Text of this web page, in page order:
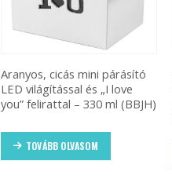
Aranyos, cicás mini párásító
LED világítással és „I love
you” felirattal – 330 ml (BBJH)
TOVÁBB OLVASOM